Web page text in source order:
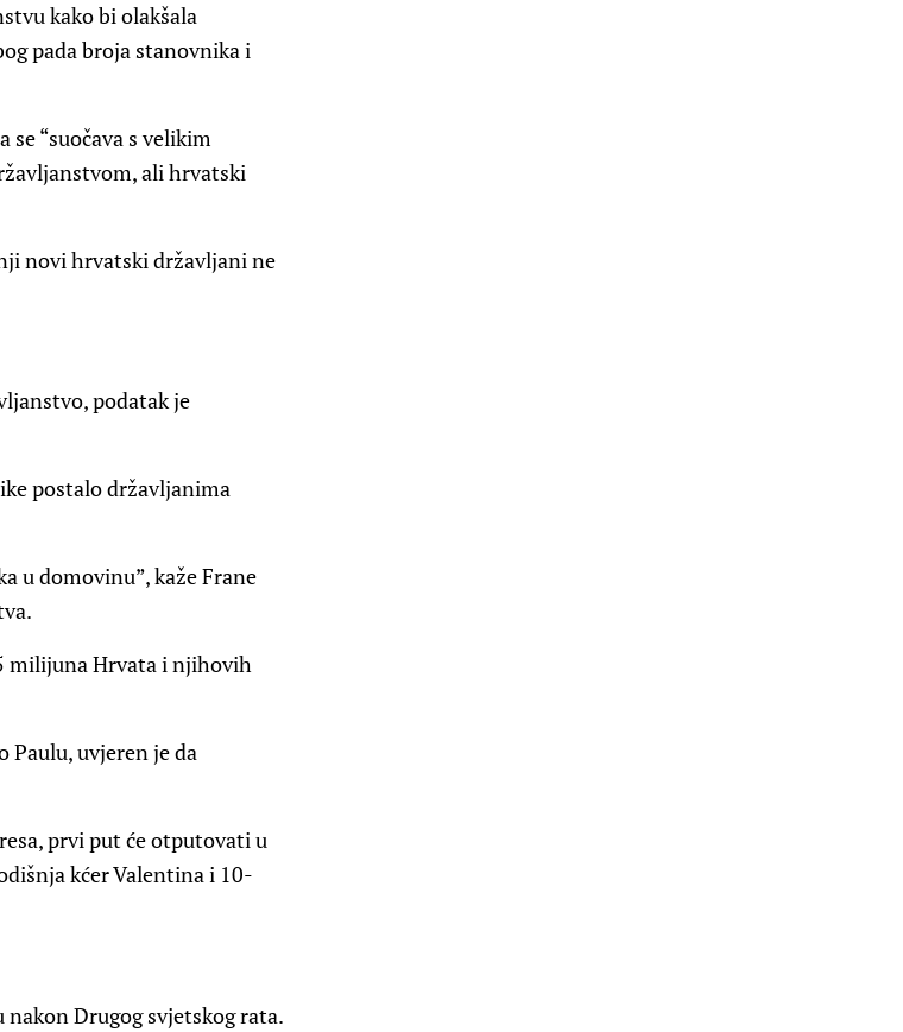
kako bi olakšala
pada broja stanovnika i
“suočava s velikim
ali hrvatski
novi hrvatski državljani ne
podatak je
postalo državljanima
u domovinu”, kaže Frane
milijuna Hrvata i njihovih
Paulu, uvjeren je da
prvi put će otputovati u
kćer Valentina i 10-
Drugog svjetskog rata.